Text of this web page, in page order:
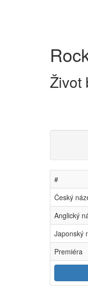
Život
#
Český
Anglický
Japonský
Premiéra